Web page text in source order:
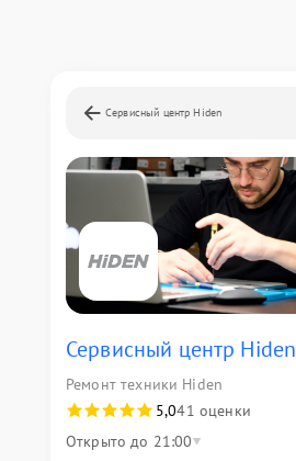
Сервисный центр Hiden
Сервисный центр Hiden
Ремонт техники Hiden
5,041 оценки
Открыто до 21:00